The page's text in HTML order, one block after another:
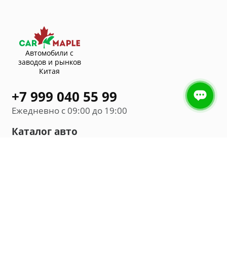
Автомобили с
заводов и рынков
Китая
+7 999 040 55 99
Ежедневно с 09:00 до 19:00
Каталог авто